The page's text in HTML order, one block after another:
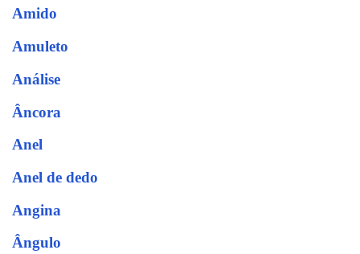
Amido
Amuleto
Análise
Âncora
Anel
Anel de dedo
Angina
Ângulo